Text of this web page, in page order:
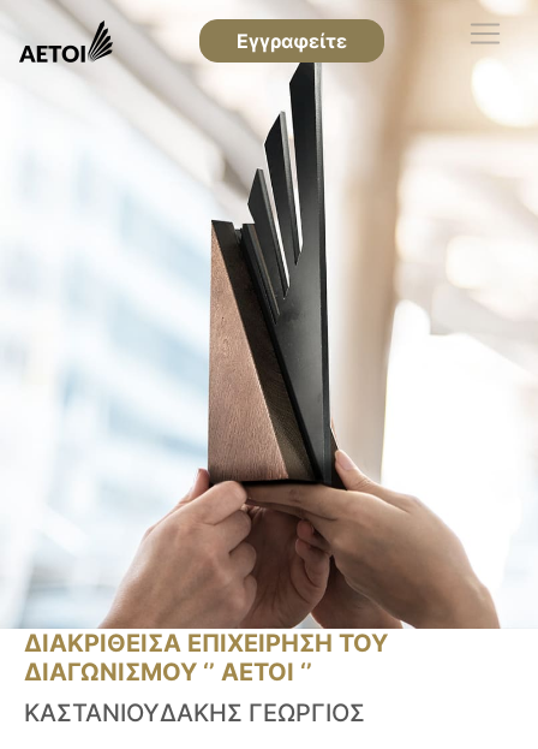
Εγγραφείτε
ΔΙΑΚΡΙΘΕΙΣΑ ΕΠΙΧΕΙΡΗΣΗ ΤΟΥ
ΔΙΑΓΩΝΙΣΜΟΥ ‘’ ΑΕΤΟΙ ‘’
ΚΑΣΤΑΝΙΟΥΔΑΚΗΣ ΓΕΩΡΓΙΟΣ